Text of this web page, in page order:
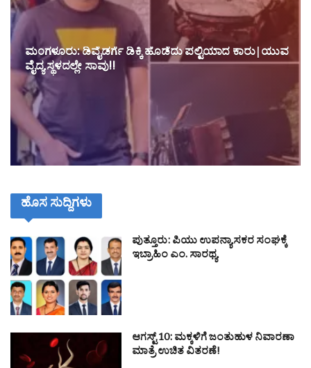
ಮಂಗಳೂರು: ಡಿವೈಡರ್ಗೆ ಡಿಕ್ಕಿ ಹೊಡೆದು ಪಲ್ಟಿಯಾದ ಕಾರು|ಯುವ
ವೈದ್ಯ ಸ್ಥಳದಲ್ಲೇ ಸಾವು!!
ಹೊಸ ಸುದ್ದಿಗಳು
ಪುತ್ತೂರು: ಪಿಯು ಉಪನ್ಯಾಸಕರ ಸಂಘಕ್ಕೆ
ಇಬ್ರಾಹಿಂ ಎಂ. ಸಾರಥ್ಯ
ಆಗಸ್ಟ್ 10: ಮಕ್ಕಳಿಗೆ ಜಂತುಹುಳ ನಿವಾರಣಾ
ಮಾತ್ರೆ ಉಚಿತ ವಿತರಣೆ!